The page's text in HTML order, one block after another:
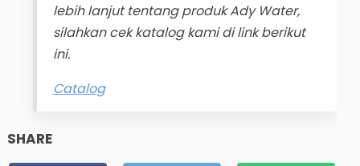
lebih lanjut tentang produk Ady Water,
silahkan cek katalog kami di link berikut
ini.
Catalog
SHARE